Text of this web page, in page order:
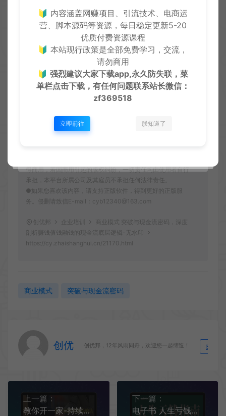
严正声明：
●本站仅提供资源学习下载，资源费用仅为赞助站长的整理
费，不代表资源自身价值也不包含任何服务。任何个人或组
织，在未征得本站同意时，禁止复制、盗用、采集、发布本站
内容到任何各类媒体平台。
●如若本站内容侵犯了原著者的合法权益，可联系我们进行处
理。本站提供的资源，都来自网络，版权争议与本站无关，所
●用户必须遵守《计算机软件保护条例(2013修订)》第十七
条：为了学习和研究软件内含的设计思想和原理，通过安装、
得商用，若因商用引起的版权纠纷，一切责任均由使用者自行
承担，本平台所属公司及其雇员不承担任何法律责任。
●如果您喜欢该内容，请支持正版软件，得到更好的正版服
务。侵删请致信E-mail：cyb12340@163.com
创优邦 企业培训
商业模式 突破与现金流密码，深度
剖析赚钱值钱融钱的现金流底层逻辑-无水印
https://cy.zhaishanghui.cn/21170.html
商业模式 突破与现金流密码
创优 创优邦，12年风雨同舟，欢迎您一起缔造！
上一篇：
教你开一家-持续赚钱店，小白餐饮创业避坑，老餐饮店利润翻倍-99节无水印
下一篇：
电子书 人生亏钱指南 PDF
🔰 内容涵盖网赚项目、引流技术、电商运
营、脚本源码等资源，每日稳定更新5-20
优质付费资源课程
🔰 本站现行政策是全部免费学习，交流，
请勿商用
🔰强烈建议大家下载app,永久防失联，菜
单栏点击下载，有任何问题联系站长微信：
zf369518
立即前往 朕知道了